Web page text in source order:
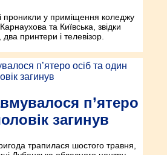
проникли у приміщення коледжу
та Київська, звідки
принтери і телевізор.
п’ятеро
загинув
трапилася шостого травня,